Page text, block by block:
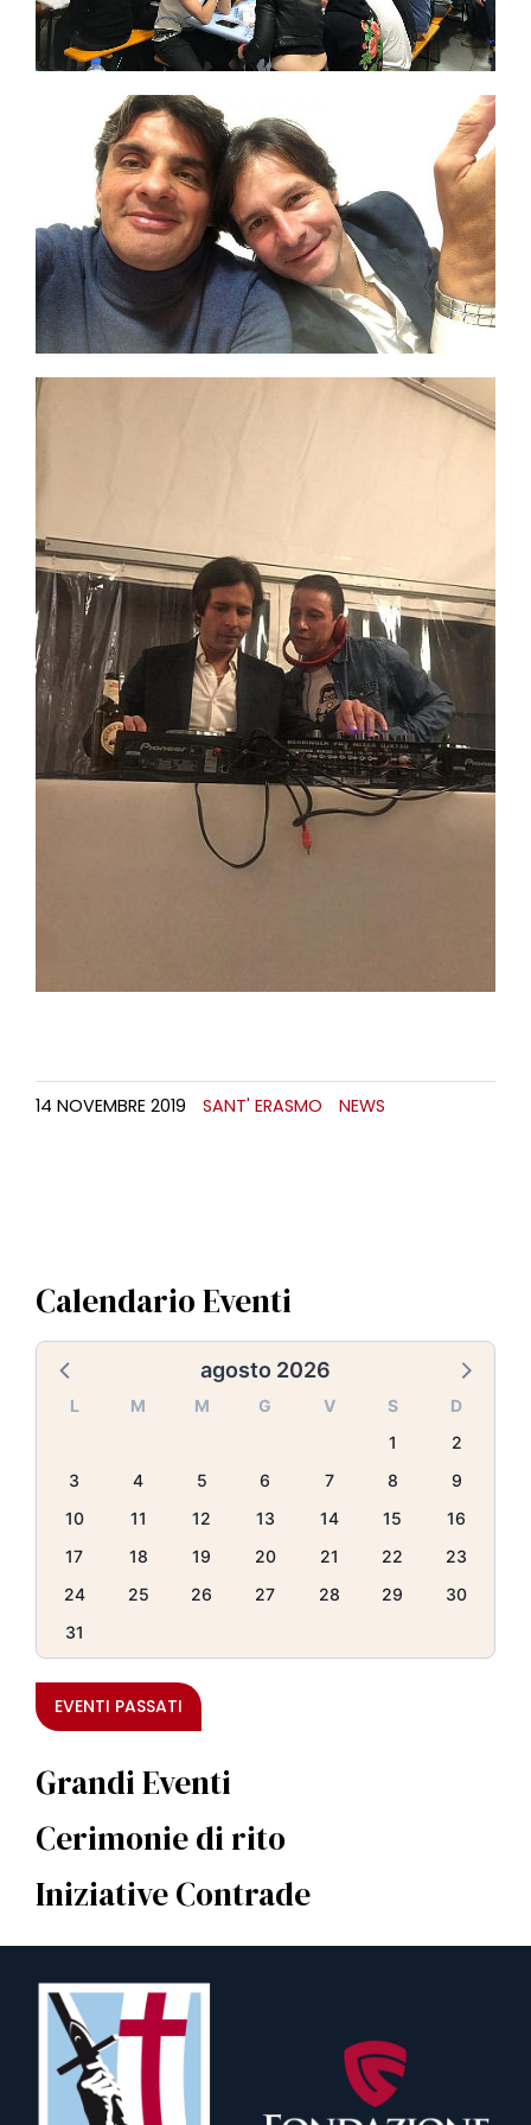
14 NOVEMBRE 2019 SANT' ERASMO NEWS
Calendario Eventi
agosto 2026
L M M G V S
D
1
2
3
4 5 6 7 8
9
10
11 12 13 14 15
16
17
18 19 20 21 22
23
24
25 26 27 28 29
30
31
EVENTI PASSATI
Grandi Eventi
Cerimonie di rito
Iniziative Contrade